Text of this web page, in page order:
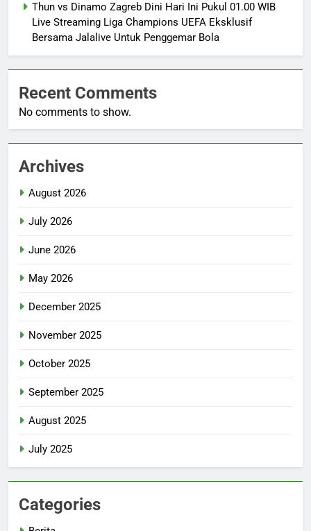
Thun vs Dinamo Zagreb Dini Hari Ini Pukul 01.00 WIB
Live Streaming Liga Champions UEFA Eksklusif
Bersama Jalalive Untuk Penggemar Bola
Recent Comments
No comments to show.
Archives
August 2026
July 2026
June 2026
May 2026
December 2025
November 2025
October 2025
September 2025
August 2025
July 2025
Categories